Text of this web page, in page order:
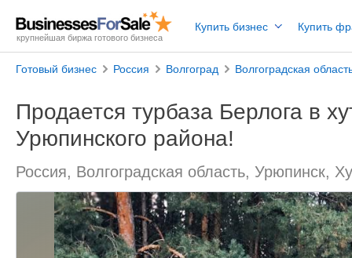
крупнейшая биржа готового бизнеса
Купить бизнес Купить
Готовый бизнес Россия Волгоград Волгоградская
Продается турбаза Берлога в
Урюпинского района!
Россия, Волгоградская область, Урюпинск,